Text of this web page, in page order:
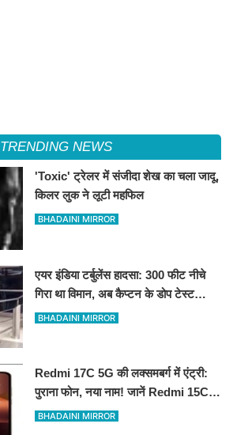
TRENDING NEWS
'Toxic' ट्रेलर में संजीदा शेख का चला जादू,
किलर लुक ने लूटी महफिल
BHADAINI MIRROR
एयर इंडिया टर्बुलेंस हादसा: 300 फीट नीचे
गिरा था विमान, अब कैप्टन के डोप टेस्ट
पॉजिटिव होने के दावे से मचा हड़कंप
BHADAINI MIRROR
Redmi 17C 5G की लक्समबर्ग में एंट्री:
पुराना फोन, नया नाम! जानें Redmi 15C
5G के रीब्रांडेड मॉडल के फीचर्स
BHADAINI MIRROR